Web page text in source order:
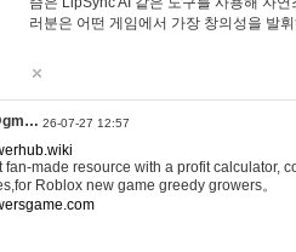
러분은 어떤 게임에서 가장 창의성을 발
26-07-27 12:57
made resource with a profit calculator,
Roblox new game greedy growers。